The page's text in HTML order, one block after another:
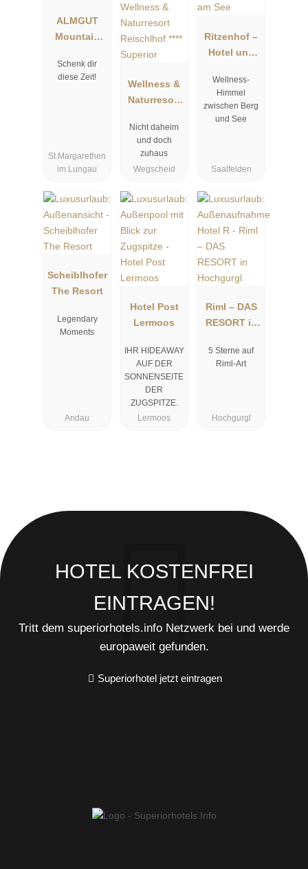
ALMGUT
Mountain
Schenk dir
diese Zeit!
St.Margarethen
im Lungau
Wellness &
Naturresort
**** Superior
Nicht daheim
und doch
zuhaus
Wegscheid
Ritzenhof –
Hotel und
Wellness-
Himmel
zwischen Berg
und See
Saalfelden
Scheiblhofer
The Resort
Legendary
Moments
Andau
Hotel Post
Lermoos
IHR HIDEAWAY
AUF DER
SONNENSEITE
DER
ZUGSPITZE.
Lermoos
Riml – DAS
RESORT in
5 Sterne auf
Riml-Art
Hochgurgl
HOTEL KOSTENFREI
EINTRAGEN!
Tritt dem superiorhotels.info Netzwerk bei und werde
europaweit gefunden.
Superiorhotel jetzt eintragen